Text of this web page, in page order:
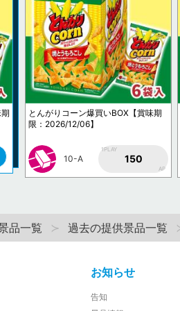
とんがりコーン爆買いBOX【賞味期
限：2026/12/06】
10-A
1PLAY
150
AP
品一覧 過去の提供景品一覧
お知らせ
告知